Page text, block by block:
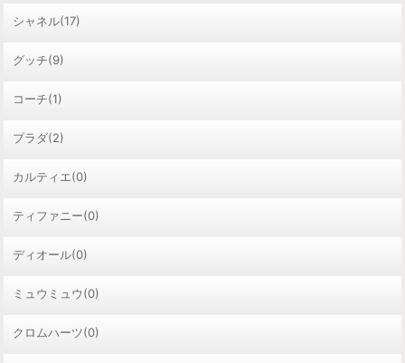
シャネル(17)
グッチ(9)
コーチ(1)
プラダ(2)
カルティエ(0)
ティファニー(0)
ディオール(0)
ミュウミュウ(0)
クロムハーツ(0)